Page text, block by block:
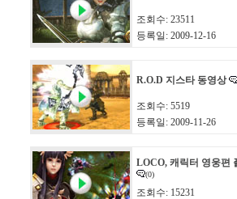
조회수: 23511
등록일: 2009-12-16
R.O.D 지스타 동영상
조회수: 5519
등록일: 2009-11-26
LOCO, 캐릭터 영웅편
(0)
조회수: 15231